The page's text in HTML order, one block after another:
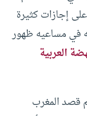
إجازات كثيرة
في مساعيه ظهور
العربية
قصد المغرب